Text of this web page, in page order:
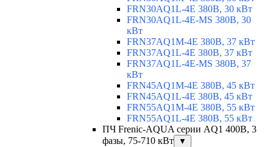
FRN30AQ1L-4E 380В, 30 кВт
FRN30AQ1L-4E-MS 380В, 30
кВт
FRN37AQ1M-4E 380В, 37 кВт
FRN37AQ1L-4E 380В, 37 кВт
FRN37AQ1L-4E-MS 380В, 37
кВт
FRN45AQ1M-4E 380В, 45 кВт
FRN45AQ1L-4E 380В, 45 кВт
FRN55AQ1M-4E 380В, 55 кВт
FRN55AQ1L-4E 380В, 55 кВт
ПЧ Frenic-AQUA серии AQ1 400В, 3
фазы, 75-710 кВт
▼